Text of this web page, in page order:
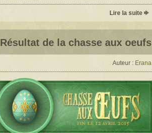
Lire la suite
Résultat de la chasse aux oeufs
Auteur : Erana